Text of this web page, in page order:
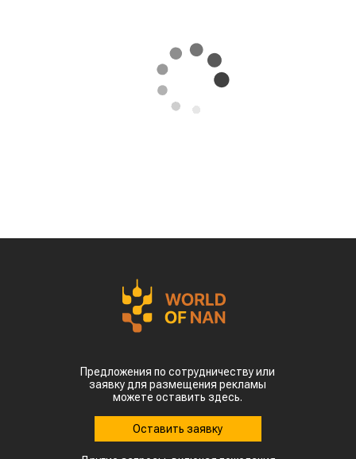
Предложения по сотрудничеству или
заявку для размещения рекламы
можете оставить здесь.
Оставить заявку